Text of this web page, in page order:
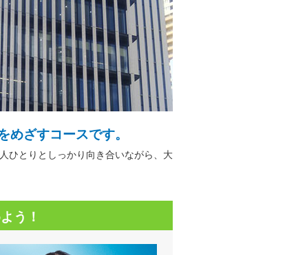
ざすコースです。
ひとりとしっかり向き合いながら、大
う！